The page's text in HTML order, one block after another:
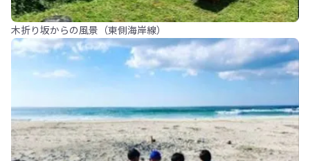
木折り坂からの風景（東側海岸線）